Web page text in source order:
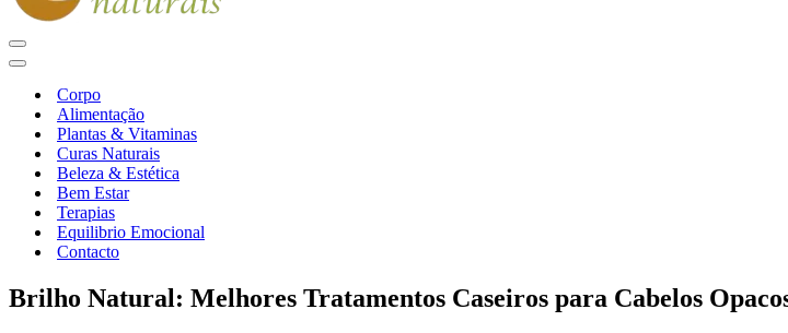
Menu
de
Menu
navegação
Corpo
Alimentação
Plantas & Vitaminas
Curas Naturais
Beleza & Estética
Bem Estar
Terapias
Equilibrio Emocional
Contacto
Brilho Natural: Melhores Tratamentos Caseiros para Cabelos